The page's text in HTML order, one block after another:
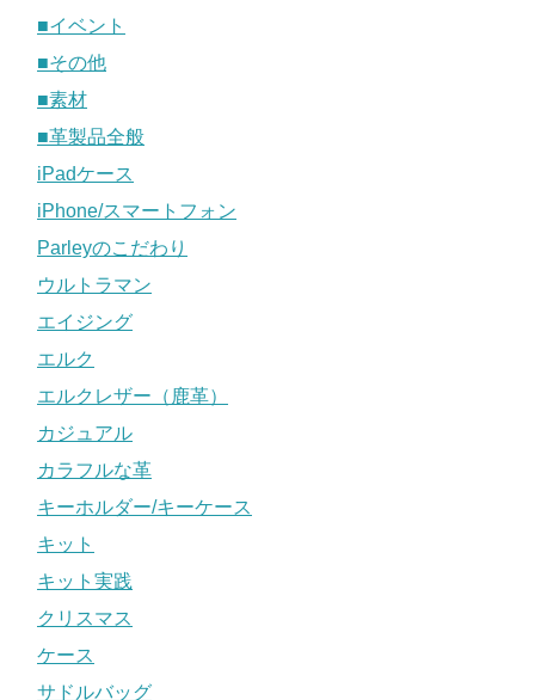
■イベント
■その他
■素材
■革製品全般
iPadケース
iPhone/スマートフォン
Parleyのこだわり
ウルトラマン
エイジング
エルク
エルクレザー（鹿革）
カジュアル
カラフルな革
キーホルダー/キーケース
キット
キット実践
クリスマス
ケース
サドルバッグ